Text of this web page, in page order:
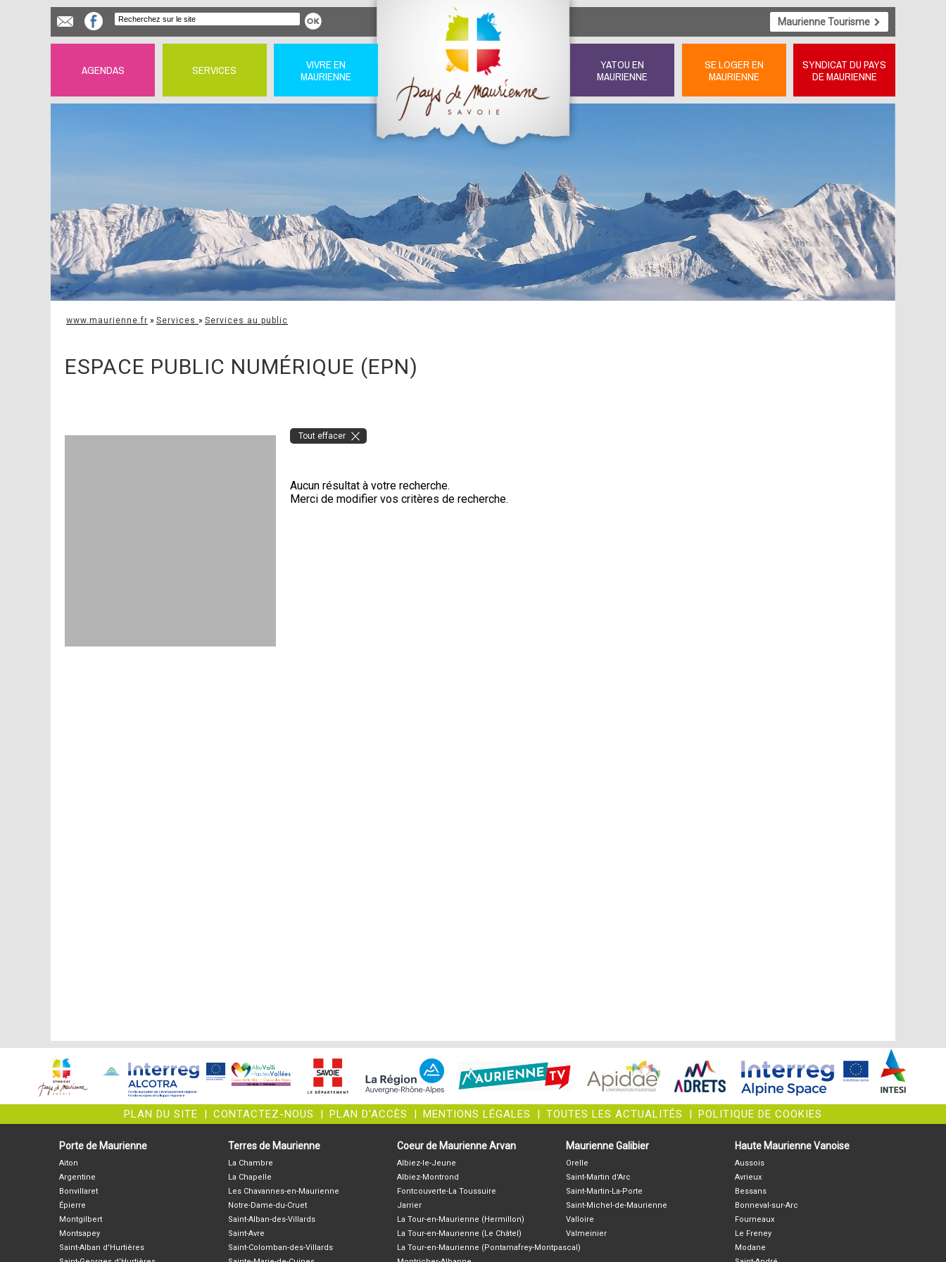
Maurienne Tourisme
AGENDAS SERVICES
VIVRE EN
MAURIENNE
YATOU EN
MAURIENNE
SE LOGER EN
MAURIENNE
SYNDICAT DU PAYS
DE MAURIENNE
www.maurienne.fr » Services » Services au public
ESPACE PUBLIC NUMÉRIQUE (EPN)
Tout effacer
Aucun résultat à votre recherche.
Merci de modifier vos critères de recherche.
PLAN DU SITE | CONTACTEZ-NOUS | PLAN D'ACCÈS | MENTIONS LÉGALES | TOUTES LES ACTUALITÉS | POLITIQUE DE COOKIES
Porte de Maurienne
Aiton
Argentine
Bonvillaret
Épierre
Montgilbert
Montsapey
Saint-Alban d'Hurtières
Terres de Maurienne
La Chambre
La Chapelle
Les Chavannes-en-Maurienne
Notre-Dame-du-Cruet
Saint-Alban-des-Villards
Saint-Avre
Saint-Colomban-des-Villards
Coeur de Maurienne Arvan
Albiez-le-Jeune
Albiez-Montrond
Fontcouverte-La Toussuire
Jarrier
La Tour-en-Maurienne (Hermillon)
La Tour-en-Maurienne (Le Châtel)
La Tour-en-Maurienne (Pontamafrey-Montpascal)
Maurienne Galibier
Orelle
Saint-Martin d'Arc
Saint-Martin-La-Porte
Saint-Michel-de-Maurienne
Valloire
Valmeinier
Haute Maurienne Vanoise
Aussois
Avrieux
Bessans
Bonneval-sur-Arc
Fourneaux
Le Freney
Modane